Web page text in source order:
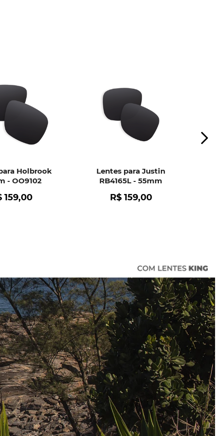
Holbrook
- OO9102
159,00
Lentes para Justin
RB4165L - 55mm
R$ 159,00